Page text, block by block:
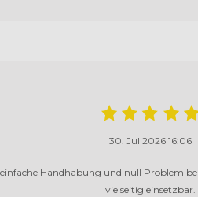
30. Jul 2026 16:06
Handhabung und null Problem
vielseitig einsetzbar.